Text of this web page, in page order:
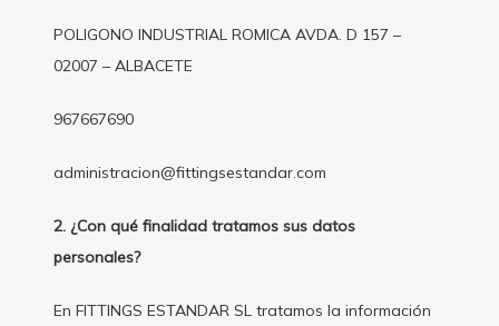
POLIGONO INDUSTRIAL ROMICA AVDA. D 157 –
02007 – ALBACETE
967667690
administracion@fittingsestandar.com
2. ¿Con qué finalidad tratamos sus datos
personales?
En FITTINGS ESTANDAR SL tratamos la información